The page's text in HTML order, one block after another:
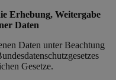
Erhebung, Weitergabe
Daten
Daten unter Beachtung
Gesetze.